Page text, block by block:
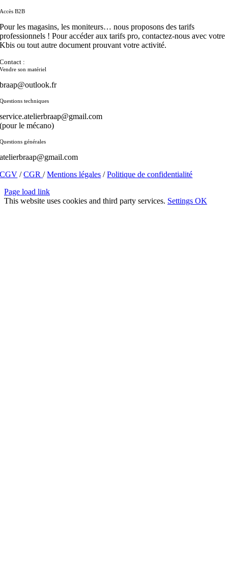
Accès B2B
Pour les magasins, les moniteurs… nous proposons des tarifs
professionnels ! Pour accéder aux tarifs pro, contactez-nous avec votre
Kbis ou tout autre document prouvant votre activité.
Contact :
Vendre son matériel
braap@outlook.fr
Questions techniques
service.atelierbraap@gmail.com
(pour le mécano)
Questions générales
atelierbraap@gmail.com
CGV /CGR/Mentions légales /Politique de confidentialité
Page load link
This website uses cookies and third party services. Settings OK